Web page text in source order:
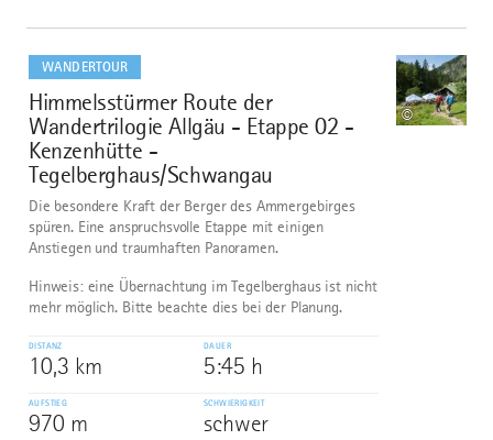
WANDERTOUR
7
Himmelsstürmer Route der
Wandertrilogie Allgäu - Etappe 02 -
Kenzenhütte -
Tegelberghaus/Schwangau
©
Die besondere Kraft der Berger des Ammergebirges
spüren. Eine anspruchsvolle Etappe mit einigen
Anstiegen und traumhaften Panoramen.
Hinweis: eine Übernachtung im Tegelberghaus ist nicht
mehr möglich. Bitte beachte dies bei der Planung.
DISTANZ
10,3 km
DAUER
5:45 h
AUFSTIEG
970 m
SCHWIERIGKEIT
schwer
dazu